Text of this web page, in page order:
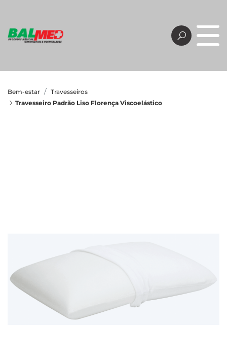
Bem-estar
Travesseiros
Travesseiro Padrão Liso Florença Viscoelástico